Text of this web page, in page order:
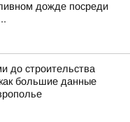
дожде посреди
до строительства
большие данные